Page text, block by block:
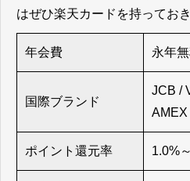
はぜひ楽天カードを持ってお
年会費 永年
国際ブランド
JCB /
AMEX
ポイント還元率 1.0%